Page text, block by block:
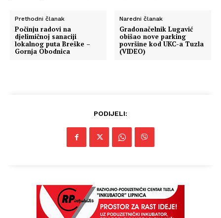
Prethodni članak
Počinju radovi na
djelimičnoj sanaciji
lokalnog puta Breške –
Gornja Obodnica
Naredni članak
Gradonačelnik Lugavić
obišao nove parking
površine kod UKC-a Tuzla
(VIDEO)
PODIJELI: